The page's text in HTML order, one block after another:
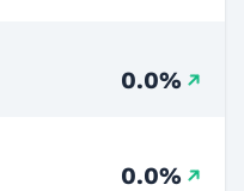
0.0%
0.0%